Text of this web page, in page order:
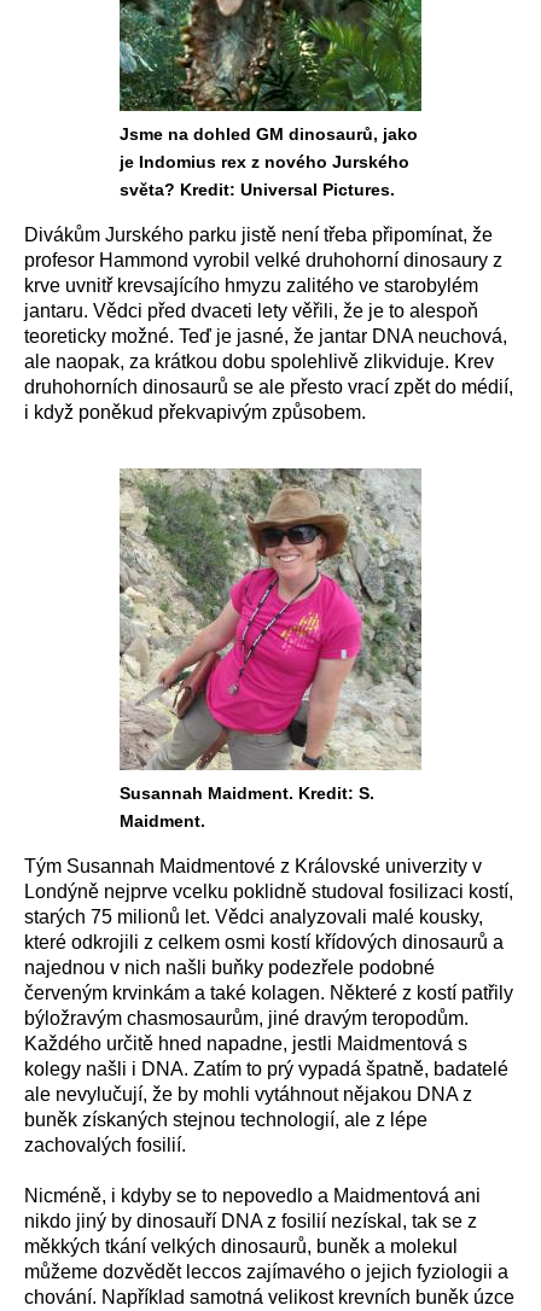
Jsme na dohled GM dinosaurů, jako
je Indomius rex z nového Jurského
světa? Kredit: Universal Pictures.
Divákům Jurského parku jistě není třeba připomínat, že
profesor Hammond vyrobil velké druhohorní dinosaury z
krve uvnitř krevsajícího hmyzu zalitého ve starobylém
jantaru. Vědci před dvaceti lety věřili, že je to alespoň
teoreticky možné. Teď je jasné, že jantar DNA neuchová,
ale naopak, za krátkou dobu spolehlivě zlikviduje. Krev
druhohorních dinosaurů se ale přesto vrací zpět do médií,
i když poněkud překvapivým způsobem.
Susannah Maidment. Kredit: S.
Maidment.
Tým Susannah Maidmentové z Královské univerzity v
Londýně nejprve vcelku poklidně studoval fosilizaci kostí,
starých 75 milionů let. Vědci analyzovali malé kousky,
které odkrojili z celkem osmi kostí křídových dinosaurů a
najednou v nich našli buňky podezřele podobné
červeným krvinkám a také kolagen. Některé z kostí patřily
býložravým chasmosaurům, jiné dravým teropodům.
Každého určitě hned napadne, jestli Maidmentová s
kolegy našli i DNA. Zatím to prý vypadá špatně, badatelé
ale nevylučují, že by mohli vytáhnout nějakou DNA z
buněk získaných stejnou technologií, ale z lépe
zachovalých fosilií.
Nicméně, i kdyby se to nepovedlo a Maidmentová ani
nikdo jiný by dinosauří DNA z fosilií nezískal, tak se z
měkkých tkání velkých dinosaurů, buněk a molekul
můžeme dozvědět leccos zajímavého o jejich fyziologii a
chování. Například samotná velikost krevních buněk úzce